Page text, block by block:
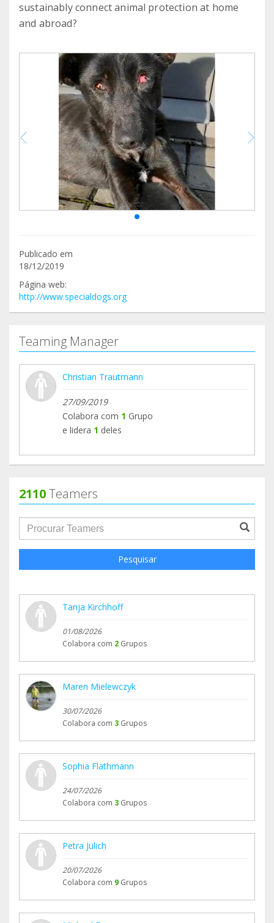
sustainably connect animal protection at home
and abroad?
Publicado em
18/12/2019
Página web:
http://www.specialdogs.org
Teaming Manager
Christian Trautmann
27/09/2019
Colabora com 1 Grupo
e lidera 1 deles
2110Teamers
groupProfile.searchForm.search.text???
Pesquisar
Tanja Kirchhoff
01/08/2026
Colabora com 2 Grupos
Maren Mielewczyk
30/07/2026
Colabora com 3 Grupos
Sophia Flathmann
24/07/2026
Colabora com 3 Grupos
Petra Jülich
20/07/2026
Colabora com 9 Grupos